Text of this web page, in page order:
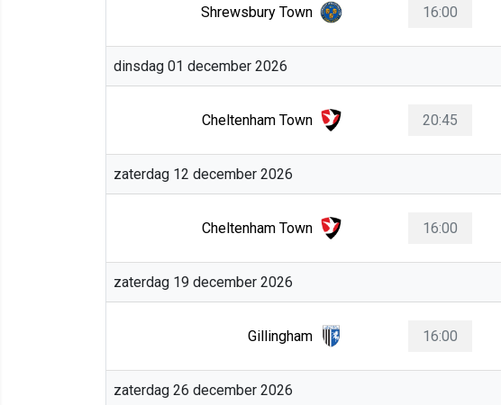
Shrewsbury Town 16:00
dinsdag 01 december 2026
Cheltenham Town 20:45
zaterdag 12 december 2026
Cheltenham Town 16:00
zaterdag 19 december 2026
Gillingham 16:00
zaterdag 26 december 2026